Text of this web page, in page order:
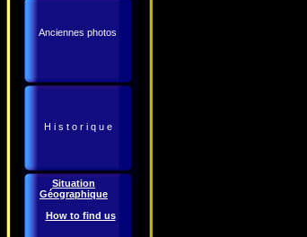
Anciennes photos
H i s t o r i q u e
Situation
Géographique
How to find us